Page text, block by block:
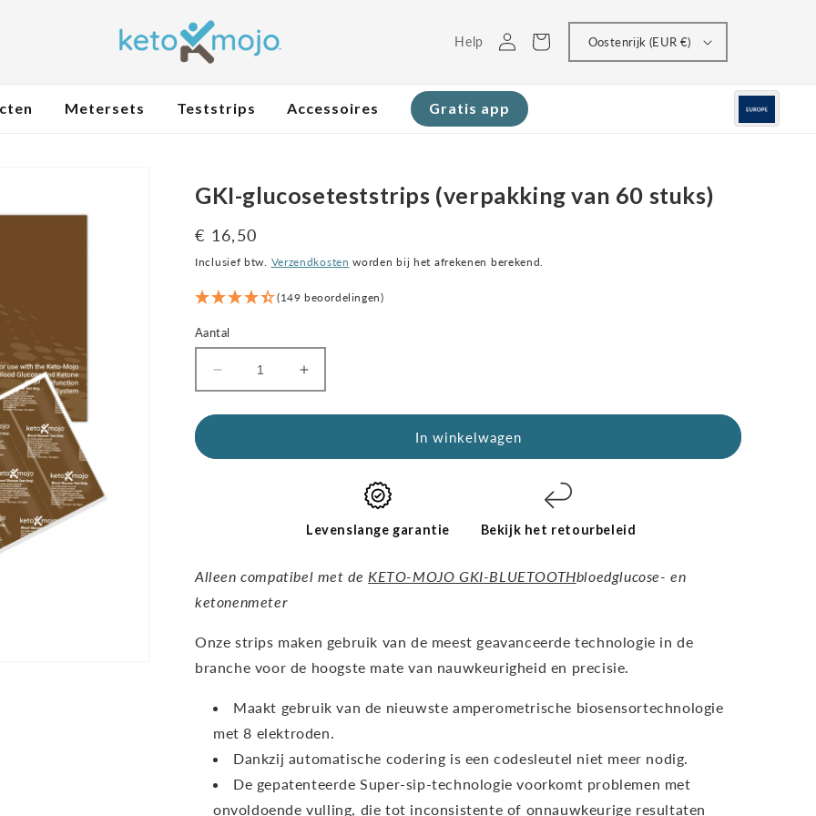
HelpInloggen
Winkelwagen Oostenrijk (EUR €)
Metersets Teststrips Accessoires Gratis app
GKI-glucoseteststrips (verpakking van 60 stuks)
Normale
prijs
€ 16,50
Inclusief btw. Verzendkosten worden bij het afrekenen berekend.
(149 beoordelingen)
Aantal
Verminder
het
aantal
Verhoog
de
hoeveelheid
stuks)
In winkelwagen
Levenslange garantie Bekijk het retourbeleid
Alleen compatibel met de KETO-MOJO GKI-BLUETOOTHbloedglucose- en
ketonenmeter
Onze strips maken gebruik van de meest geavanceerde technologie in de
branche voor de hoogste mate van nauwkeurigheid en precisie.
Maakt gebruik van de nieuwste amperometrische biosensortechnologie
met 8 elektroden.
Dankzij automatische codering is een codesleutel niet meer nodig.
De gepatenteerde Super-sip-technologie voorkomt problemen met
onvoldoende vulling, die tot inconsistente of onnauwkeurige resultaten